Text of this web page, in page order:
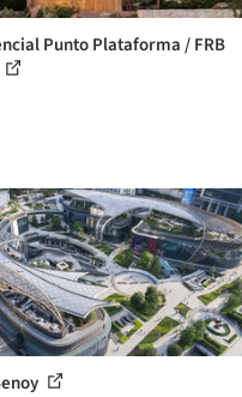
Punto Plataforma / FRB